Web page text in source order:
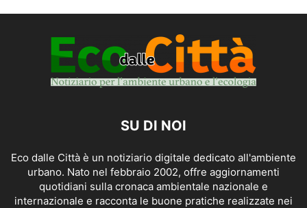
SU DI NOI
Eco dalle Città è un notiziario digitale dedicato all'ambiente
urbano. Nato nel febbraio 2002, offre aggiornamenti
quotidiani sulla cronaca ambientale nazionale e
internazionale e racconta le buone pratiche realizzate nei